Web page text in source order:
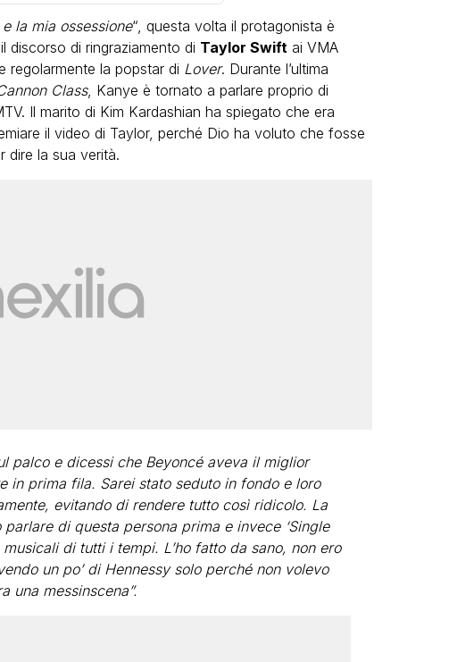
e la mia ossessione“, questa volta il protagonista è
discorso di ringraziamento di Taylor Swift ai VMA
regolarmente la popstar di Lover. Durante l’ultima
Class, Kanye è tornato a parlare proprio di
Il marito di Kim Kardashian ha spiegato che era
il video di Taylor, perché Dio ha voluto che fosse
dire la sua verità.
palco e dicessi che Beyoncé aveva il miglior
in prima fila. Sarei stato seduto in fondo e loro
evitando di rendere tutto così ridicolo. La
di questa persona prima e invece ‘Single
di tutti i tempi. L’ho fatto da sano, non ero
un po’ di Hennessy solo perché non volevo
una messinscena”.
LGBT